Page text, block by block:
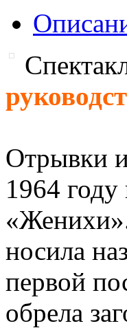
Отрывки
1964
носила
первой
обрела